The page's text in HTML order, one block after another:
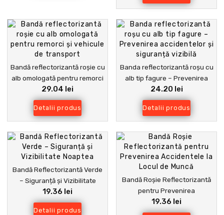
Bandă reflectorizantă roșie cu
alb omologată pentru remorci
și vehicule de transport
29.04 lei
Detalii produs
Banda reflectorizantă roșu cu
alb tip fagure – Prevenirea
accidentelor și siguranță
vizibilă
24.20 lei
Detalii produs
Bandă Reflectorizantă Verde
– Siguranță și Vizibilitate
Noaptea
19.36 lei
Detalii produs
Bandă Roșie Reflectorizantă
pentru Prevenirea
Accidentele la Locul de Muncă
19.36 lei